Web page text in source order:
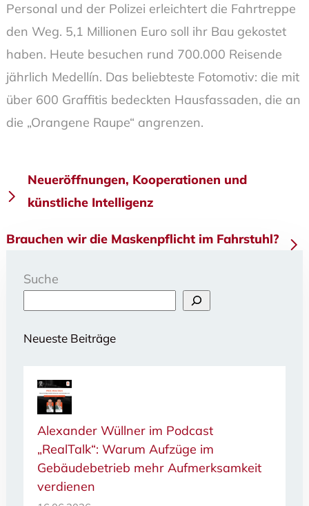
Personal und der Polizei erleichtert die Fahrtreppe
den Weg. 5,1 Millionen Euro soll ihr Bau gekostet
haben. Heute besuchen rund 700.000 Reisende
jährlich Medellín. Das beliebteste Fotomotiv: die mit
über 600 Graffitis bedeckten Hausfassaden, die an
die „Orangene Raupe“ angrenzen.
Beitragsnavigation
Neueröffnungen, Kooperationen und
künstliche Intelligenz
Brauchen wir die Maskenpflicht im Fahrstuhl?
Suche
Neueste Beiträge
Alexander Wüllner im Podcast
„RealTalk“: Warum Aufzüge im
Gebäudebetrieb mehr Aufmerksamkeit
verdienen